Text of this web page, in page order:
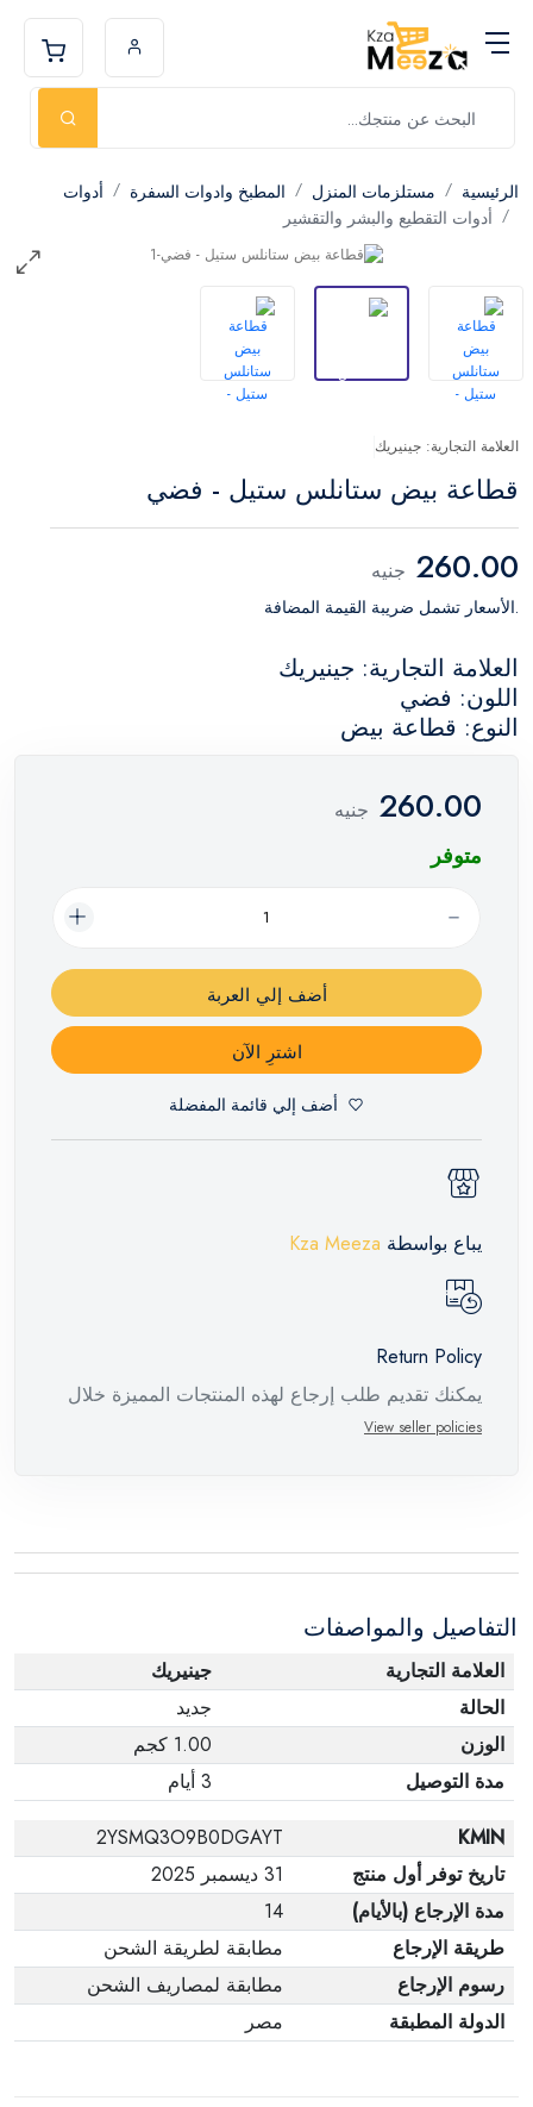
الرئيسية مستلزمات المنزل المطبخ وادوات السفرة
أدوات
أدوات التقطيع والبشر والتقشير
العلامة التجارية: جينيريك
قطاعة بيض ستانلس ستيل - فضي
260.00 جنيه
.الأسعار تشمل ضريبة القيمة المضافة
العلامة التجارية: جينيريك
اللون: فضي
النوع: قطاعة بيض
260.00 جنيه
متوفر
أضف إلي العربة
اشترِ الآن
أضف إلي قائمة المفضلة
يباع بواسطة Kza Meeza
Return Policy
يمكنك تقديم طلب إرجاع لهذه المنتجات المميزة خلال
عبوته الأصلية. لاحظ أنه لا يمكن إرجاع المنتجات
وفي عبواتها الأصلية.
View seller policies
التفاصيل والمواصفات
العلامة التجارية
جينيريك
الحالة
جديد
الوزن
1.00 كجم
مدة التوصيل
3 أيام
KMIN
2YSMQ3O9B0DGAYT
تاريخ توفر أول منتج
31 ديسمبر 2025
مدة الإرجاع (بالأيام)
14
طريقة الإرجاع
مطابقة لطريقة الشحن
رسوم الإرجاع
مطابقة لمصاريف الشحن
الدولة المطبقة
مصر